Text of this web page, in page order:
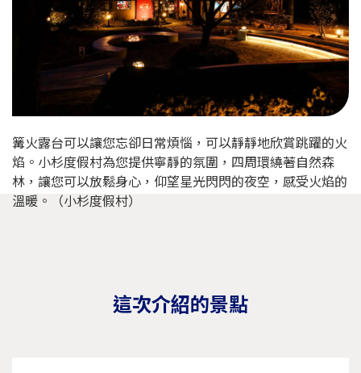
篝火露台可以讓您忘卻日常煩惱，可以靜靜地欣賞跳躍的火
焰。小杉度假村為您提供寧靜的氛圍，四周環繞著自然森
林，讓您可以放鬆身心，仰望星光閃閃的夜空，感受火焰的
溫暖。（小杉度假村）
這次介紹的景點